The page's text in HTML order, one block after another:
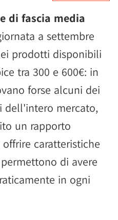
di fascia media
a settembre
prodotti disponibili
tra 300 e 600€: in
forse alcuni dei
dell'intero mercato,
un rapporto
caratteristiche
di avere
in ogni